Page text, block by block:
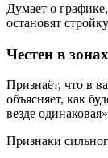
Думает о
остановят
Честен в
Признаёт, что в
объясняет, как
везде
Признаки